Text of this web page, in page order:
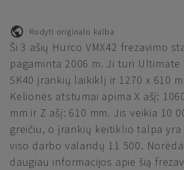
Rodyti originalo kalba
Ši 3 ašių Hurco VMX42 frezavimo
pagaminta 2006 m. Ji turi Ultimate
SK40 įrankių laikiklį ir 1270 x 610
Kelionės atstumai apima X ašį:
mm ir Z ašį: 610 mm. Jis veikia 10
greičiu, o įrankių keitiklio talpa yra
viso darbo valandų 11 500.
daugiau informacijos apie šią